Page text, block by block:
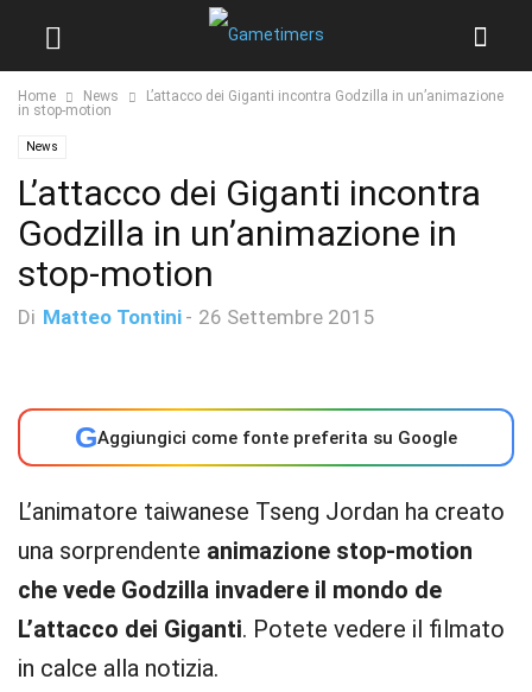
Home News
L’attacco dei Giganti incontra Godzilla in un’animazione
in stop-motion
News
L’attacco dei Giganti incontra
Godzilla in un’animazione in
stop-motion
Di Matteo Tontini - 26 Settembre 2015
GAggiungici come fonte preferita su Google
L’animatore taiwanese Tseng Jordan ha creato
una sorprendente animazione stop-motion
che vede Godzilla invadere il mondo de
L’attacco dei Giganti. Potete vedere il filmato
in calce alla notizia.